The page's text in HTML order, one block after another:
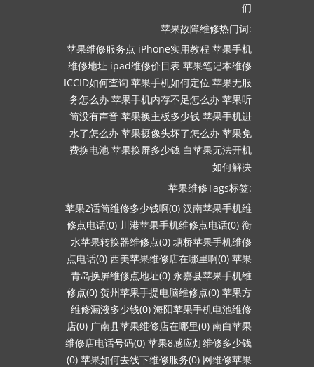
们
苹果故障维修热门词:
苹果维修服务点 iPhone实用教程 苹果手机
维修地址 ipad维修价目表 苹果笔记本维修
ICCID如何查询 苹果手机如何定位 苹果无服
务怎么办 苹果手机内存不足怎么办 苹果听
筒没有声音 苹果换主板多少钱 苹果手机进
水了怎么办 苹果摄像头坏了怎么办 苹果免
费换电池 苹果换屏多少钱 白苹果无法开机
如何解决
苹果维修Tags标签:
苹果2话筒维修多少钱啊(0) 汉南苹果手机维
修点电话(0) 川港苹果手机维修点电话(0) 衡
水苹果转换器维修点(0) 塘桥苹果手机维修
点电话(0) 西美苹果维修店在哪里啊(0) 苹果
青岛换屏维修点地址(0) 永嘉县苹果手机维
修点(0) 贺州苹果手提电脑维修点(0) 苹果方
维修漏液多少钱(0) 海阳苹果手机电池维修
店(0) 广南县苹果维修店在哪里(0) 南白苹果
维修店电话号码(0) 苹果8感应灯维修多少钱
(0) 苹果如何去线下维修服务(0) 网维修苹果